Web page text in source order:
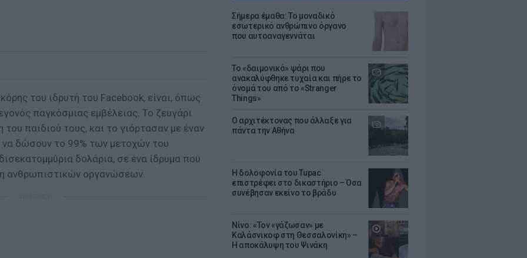
Σήμερα έμαθα: Το μοναδικό
εσωτερικό ανθρώπινο όργανο
που αυτοαναγεννάται
Το «δαιμονικό» ψάρι που
ανακαλύφθηκε τυχαία και πήρε το
όνομά του από το «Stranger
Things»
Ο αρχιτέκτονας που άλλαξε για
πάντα την Αθήνα
Η δολοφονία του Tupac
επιστρέφει στο δικαστήριο – Όσα
συνέβησαν εκείνο το βράδυ
Νίνο: «Τον «γάζωσαν» με
Καλάσνικοφ στη Θεσσαλονίκη» –
Η αποκάλυψη του Ψινάκη
του ιδρυτή του Facebook, είναι, όπως
παγκόσμιας εμβέλειας. Το ζευγάρι
του παιδιού τους, και το γιόρτασαν με έναν
δώσουν το 99% των μετοχών του
δολάρια, σε ένα ίδρυμα που
ανθρωπιστικών οργανώσεων.